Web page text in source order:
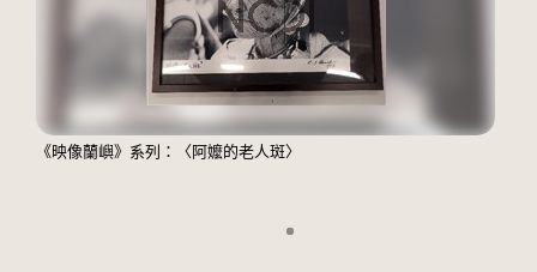
《映像蘭嶼》系列：〈阿嬤的老人斑〉